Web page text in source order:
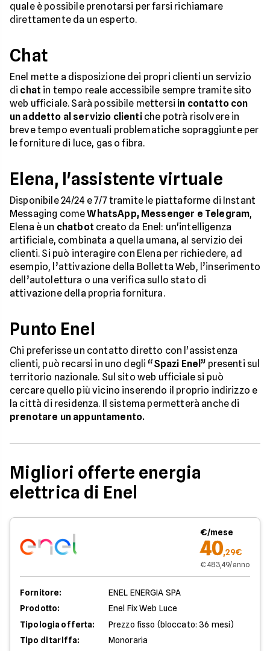
quale è possibile prenotarsi per farsi richiamare
direttamente da un esperto.
Chat
Enel mette a disposizione dei propri clienti un servizio
di chat in tempo reale accessibile sempre tramite sito
web ufficiale. Sarà possibile mettersi in contatto con
un addetto al servizio clientiche potrà risolvere in
breve tempo eventuali problematiche sopraggiunte per
le forniture di luce, gas o fibra.
Elena, l'assistente virtuale
Disponibile 24/24 e 7/7 tramite le piattaforme di Instant
Messaging comeWhatsApp, Messenger e Telegram,
Elena è un chatbot creato da Enel: un'intelligenza
artificiale, combinata a quella umana, al servizio dei
clienti. Si può interagire con Elena per richiedere, ad
esempio, l’attivazione della Bolletta Web, l’inserimento
dell’autolettura o una verifica sullo stato di
attivazione della propria fornitura.
Punto Enel
Chi preferisse un contatto diretto con l'assistenza
clienti, può recarsi in uno degli “Spazi Enel” presenti sul
territorio nazionale. Sul sito web ufficiale si può
cercare quello più vicino inserendo il proprio indirizzo e
la città di residenza. Il sistema permetterà anche di
prenotare un appuntamento.
Migliori offerte energia
elettrica di Enel
€/mese
40,29€
€ 483,49/anno
Fornitore:
ENEL ENERGIA SPA
Prodotto:
Enel Fix Web Luce
Tipologia offerta:
Prezzo fisso (bloccato: 36 mesi)
Tipo di tariffa:
Monoraria